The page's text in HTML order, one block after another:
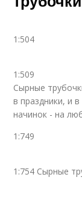
1:504
1:509
Сырные
в праздники, и
начинок - на
1:749
1:754 Сырные